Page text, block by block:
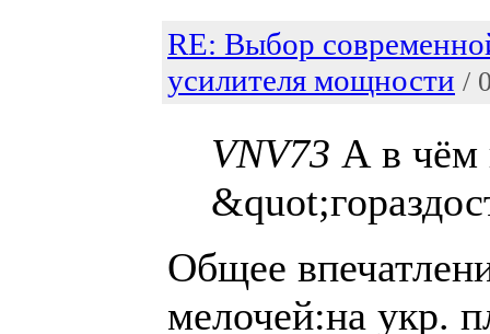
RE: Выбор
усилителя мощности /
VNV73 А в чём
Общее
мелочей:на укр.